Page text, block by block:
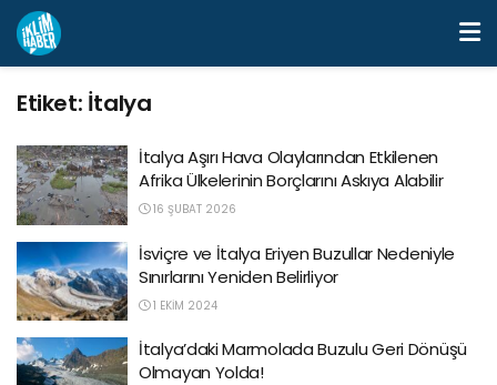
Etiket: İtalya
İtalya Aşırı Hava Olaylarından Etkilenen
Afrika Ülkelerinin Borçlarını Askıya Alabilir
16 ŞUBAT 2026
İsviçre ve İtalya Eriyen Buzullar Nedeniyle
Sınırlarını Yeniden Belirliyor
1 EKIM 2024
İtalya’daki Marmolada Buzulu Geri Dönüşü
Olmayan Yolda!